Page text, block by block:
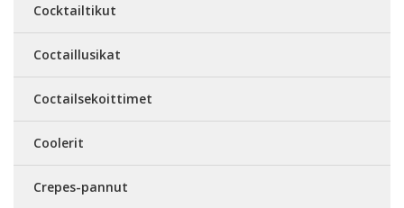
Cocktailtikut
Coctaillusikat
Coctailsekoittimet
Coolerit
Crepes-pannut